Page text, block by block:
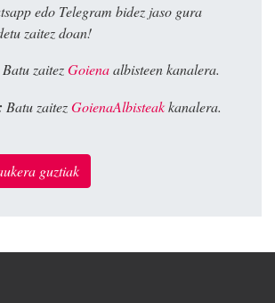
edo Telegram bidez jaso gura
zaitez doan!
Batu zaitezGoienaalbisteen kanalera.
Batu zaitezGoienaAlbisteakkanalera.
guztiak